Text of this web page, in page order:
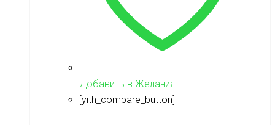
Добавить в Желания
[yith_compare_button]